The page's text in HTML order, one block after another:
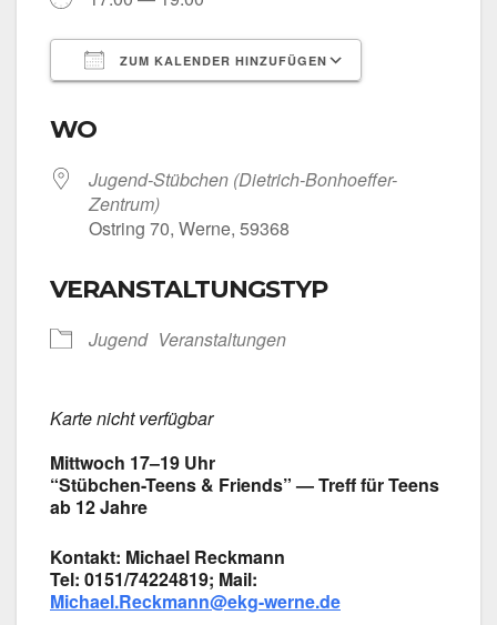
ZUM KALENDER HINZUFÜGEN
WO
Jugend-Stübchen (Dietrich-Bonhoeffer-
Zentrum)
Ost­ring 70, Wer­ne, 59368
VERANSTALTUNGSTYP
Jugend Ver­an­stal­tun­gen
Kar­te nicht ver­füg­bar
Mitt­woch 17–19 Uhr
“Stübchen-Teens & Fri­ends” — Treff für Teens
ab 12 Jah­re
Kon­takt: Micha­el Reck­mann
Tel: 0151/74224819; Mail:
Michael.Reckmann@ekg-werne.de